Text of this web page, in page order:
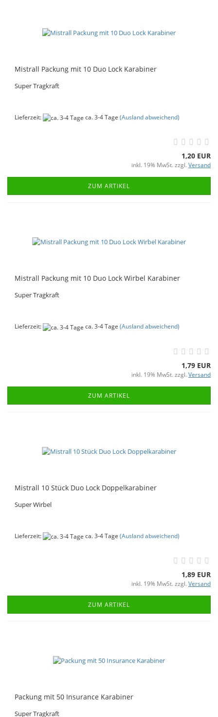
Mistrall Packung mit 10 Duo Lock Karabiner
Super Tragkraft
Lieferzeit: ca. 3-4 Tage (Ausland abweichend)
1,20 EUR
inkl. 19% MwSt. zzgl. Versand
ZUM ARTIKEL
Mistrall Packung mit 10 Duo Lock Wirbel Karabiner
Super Tragkraft
Lieferzeit: ca. 3-4 Tage (Ausland abweichend)
1,79 EUR
inkl. 19% MwSt. zzgl. Versand
ZUM ARTIKEL
Mistrall 10 Stück Duo Lock Doppelkarabiner
Super Wirbel
Lieferzeit: ca. 3-4 Tage (Ausland abweichend)
1,89 EUR
inkl. 19% MwSt. zzgl. Versand
ZUM ARTIKEL
Packung mit 50 Insurance Karabiner
Super Tragkraft